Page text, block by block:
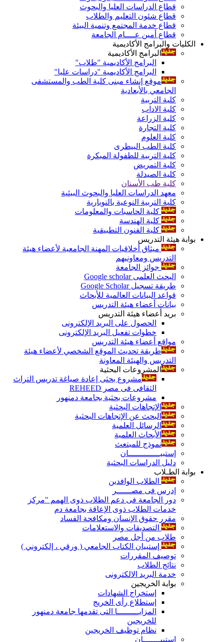
قطاع الدراسات العليا والبحوث
قطاع شئون التعليم والطلاب
قطاع خدمة المجتمع وتنمية البيئة
قطاع أمين عــــام الجامعة
الكليات والبرامج الأكاديمية
البرامج الأكاديمية
البرامج الأكاديمية "طلاب"
البرامج الأكاديمية "دراسات عليا"
موقع إنشاء مبنى كلية الطب والمستشفى
الجامعي بالأبعادية
كلية التربية
كلية الاداب
كلية الزراعة
كلية التجارة
كلية العلوم
كلية الطب البيطرى
كلية التربية للطفولة المبكرة
كلية التمريض
كلية الصيدلة
كلية طب الأسنان
معهد الدراسات العليا والبحوث البيئية
كلية التربية النوعية بالنوبارية
كلية الحاسبات والمعلومات
كلية الهندسة
كلية الفنون التطبيقية
بوابة هيئة التدريس
ميثاق أخلاقيات المهنة الجامعية لأعضاء هيئة
التدريس ومعاونيهم
جوائز الجامعة
البحث العلمى Google scholar
طريقة تسجيل Google Scholar
قواعد البيانات العالمية للأبحاث
بيانات أعضاء هيئة التدريس
بريد أعضاء هيئة التدريس
الحصول على البريد الإلكترونى
خطوات تفعيل البريد الإلكترونى
مواقع أعضاء هيئة التدريس
طريقة تحديث الموقع الشخصي لأعضاء هيئة
التدريس والهيئة المعاونة
المشروعات البحثية
مشروع بحثى إعادة صياغة تدريس التراث
الثقافى فى مصر REHEED
مشروعات بحثية بجامعة دمنهور
الإتجاهات البحثية
البحث عن الإتجاهات البحثية
الرسائل العلمية
الأبحاث العلمية
نموذج للمبتعث
إستبيـــــــــــــان
دليل الدراسات البحثية
بوابة الطـلاب
الطلاب الوافدين
إدرس فى مصــــــر
دور الجامعة فى دعم الطلاب ذوى الهمم "مركز
خدمات الطلاب ذوى الإعاقة بجامعة دم
مقرر حقوق الإنسان ومكافحة الفساد
التصديقات والاستعلامات
طلاب من أجل مصر
إستبيان الكتاب الجامعي ( ورقي ، إلكتروني )
توصيف المقررات
نتائج الطلاب
خدمة البريد الالكترونى
بوابة الخريجين
إستخراج الشهادات
إستطلاع رأى الخريج
المزايـــــــــا التى تقدمها جامعة دمنهور
للخريجين
نظام توظيف الخريجين
إستبيـــــــان